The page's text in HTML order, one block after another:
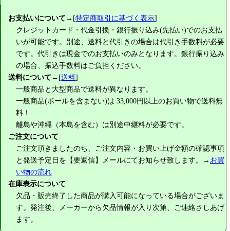
お支払いについて→[特定商取引に基づく表示]
クレジットカード・代金引換・銀行振り込み(先払い)でのお支払
いが可能です。別途、送料と代引きの場合は代引き手数料が必要
です。代引きは現金でのお支払いのみとなります。銀行振り込み
の場合、振込手数料はご負担ください。
送料について→[送料]
一般商品と大型商品で送料が異なります。
一般商品(ポールを含まない)は 33,000円 以上のお買い物で送料無
料！
離島や沖縄（本島を含む）は別途中継料が必要です。
ご注文について
ご注文頂きましたのち、ご注文内容・お買い上げ金額の確認事項
と発送予定日を【要返信】メールにてお知らせ致します。→ お買
い物の流れ
在庫表示について
欠品・販売終了した商品が購入可能になっている場合がございま
す。発注後、メーカーから欠品情報が入り次第、ご連絡さしあげ
ます。